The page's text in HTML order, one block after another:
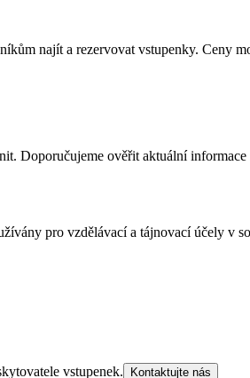
najít a rezervovat vstupenky. Ceny
Doporučujeme ověřit aktuální
pro vzdělávací a tájnovací účely v
vstupenek.
Kontaktujte nás